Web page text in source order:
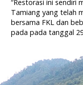
“Restorasi ini sendiri
Tamiang yang telah
bersama FKL dan
pada pada tanggal